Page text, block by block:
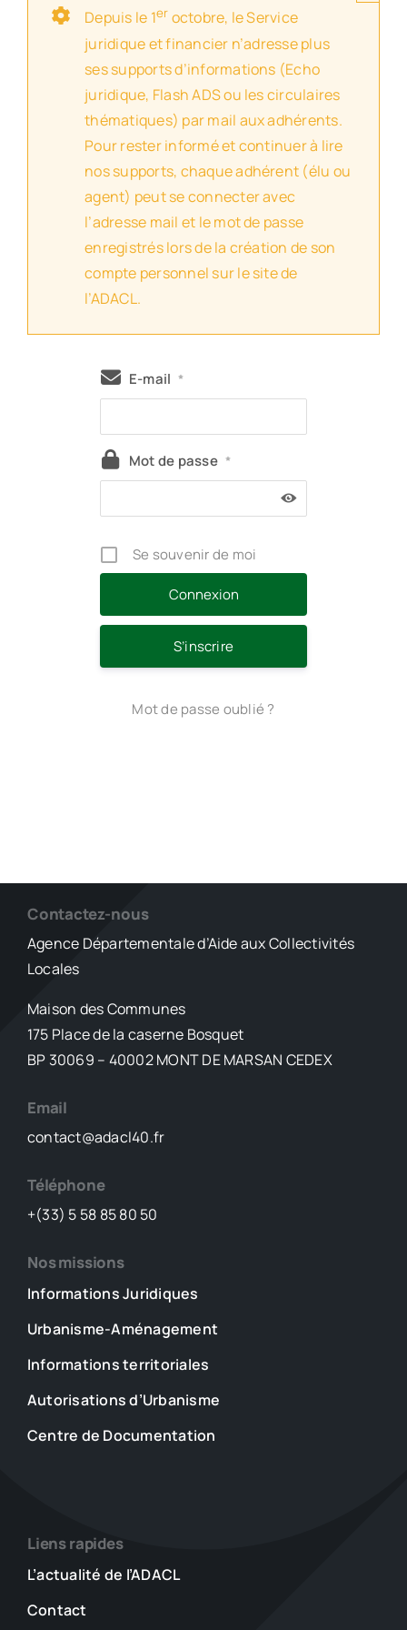
Depuis le 1er octobre, le Service
juridique et financier n’adresse plus
ses supports d’informations (Echo
juridique, Flash ADS ou les circulaires
thématiques) par mail aux adhérents.
Pour rester informé et continuer à lire
nos supports, chaque adhérent (élu ou
agent) peut se connecter avec
l’adresse mail et le mot de passe
enregistrés lors de la création de son
compte personnel sur le site de
l’ADACL.
E-mail *
Mot de passe *
Se souvenir de moi
S’inscrire
Mot de passe oublié ?
Contactez-nous
Agence Départementale d’Aide aux Collectivités
Locales
Maison des Communes
175 Place de la caserne Bosquet
BP 30069 – 40002 MONT DE MARSAN CEDEX
Email
contact@adacl40.fr
Téléphone
+(33) 5 58 85 80 50
Nos missions
Informations Juridiques
Urbanisme-Aménagement
Informations territoriales
Autorisations d’Urbanisme
Centre de Documentation
Liens rapides
L’actualité de l’ADACL
Contact